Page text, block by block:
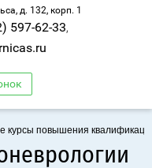
д. 132, корп. 1
597-62-33,
курсы повышения